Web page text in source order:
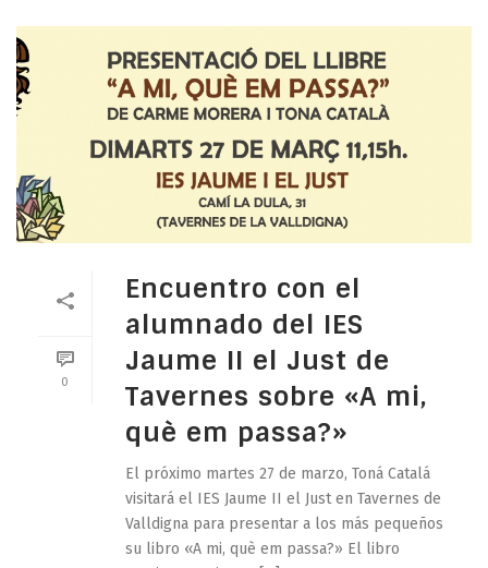
0
Encuentro con el
alumnado del IES
Jaume II el Just de
Tavernes sobre «A mi,
què em passa?»
El próximo martes 27 de marzo, Toná Catalá
visitará el IES Jaume II el Just en Tavernes de
Valldigna para presentar a los más pequeños
su libro «A mi, què em passa?» El libro